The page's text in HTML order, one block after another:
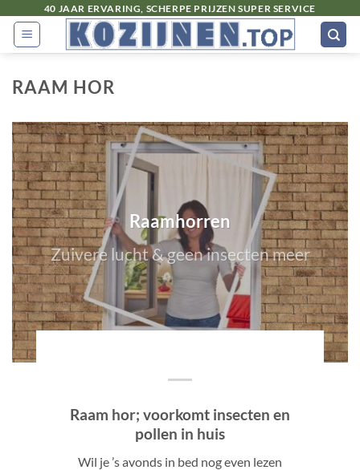
naar
inhoud
40 JAAR ERVARING, SCHERPE PRIJZEN SUPER SERVICE
RAAM HOR
Raamhorren
Zuivere lucht & geen insecten meer
Raam hor; voorkomt insecten en
pollen in huis
Wil je ’s avonds in bed nog even lezen